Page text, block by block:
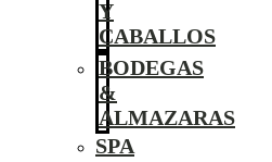
Y
CABALLOS
BODEGAS
&
ALMAZARAS
SPA